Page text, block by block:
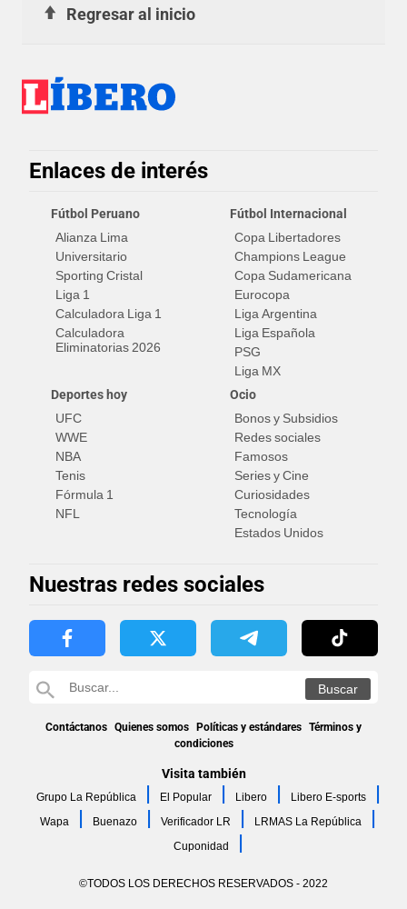
Regresar al inicio
Enlaces de interés
Fútbol Peruano
Alianza Lima
Universitario
Sporting Cristal
Liga 1
Calculadora Liga 1
Calculadora
Eliminatorias 2026
Fútbol Internacional
Copa Libertadores
Champions League
Copa Sudamericana
Eurocopa
Liga Argentina
Liga Española
PSG
Liga MX
Deportes hoy
UFC
WWE
NBA
Tenis
Fórmula 1
NFL
Ocio
Bonos y Subsidios
Redes sociales
Famosos
Series y Cine
Curiosidades
Tecnología
Estados Unidos
Nuestras redes sociales
Contáctanos Quienes somos Políticas y estándares Términos y
condiciones
Visita también
Grupo La República El Popular Libero
Libero E-sports
Wapa
Buenazo Verificador LR
LRMAS La República
Cuponidad
©TODOS LOS DERECHOS RESERVADOS - 2022